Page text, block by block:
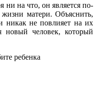
ни на что, он является по-
матери. Объяснить,
никак не повлияет на их
новый человек, который